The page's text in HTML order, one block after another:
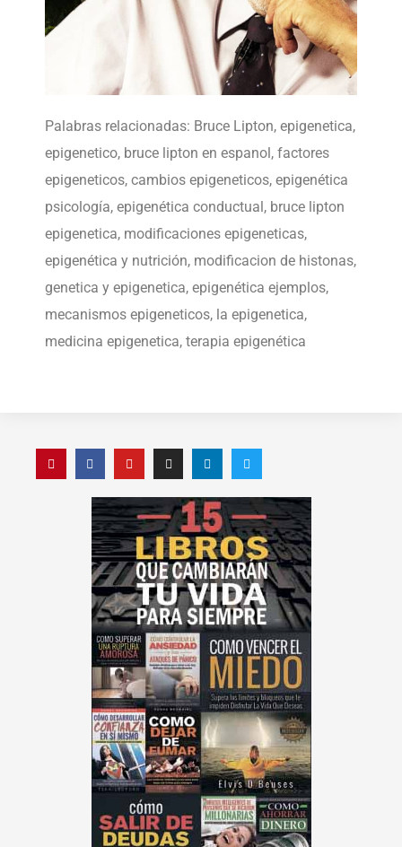
Palabras relacionadas: Bruce Lipton, epigenetica,
epigenetico, bruce lipton en espanol, factores
epigeneticos, cambios epigeneticos, epigenética
psicología, epigenética conductual, bruce lipton
epigenetica, modificaciones epigeneticas,
epigenética y nutrición, modificacion de histonas,
genetica y epigenetica, epigenética ejemplos,
mecanismos epigeneticos, la epigenetica,
medicina epigenetica, terapia epigenética